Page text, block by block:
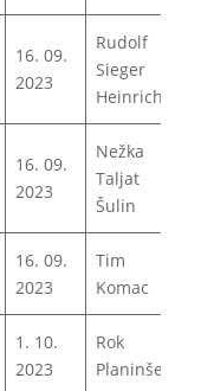
16. 09.
2023
Rudolf
Sieger
Heinrich
16. 09.
2023
Nežka
Taljat
Šulin
16. 09.
2023
Tim
Komac
1. 10.
2023
Rok
Planinšec